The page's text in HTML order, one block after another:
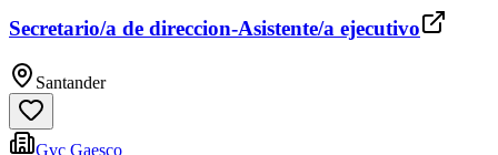
Secretario/a de direccion-Asistente/a ejecutivo
Santander
Gvc Gaesco